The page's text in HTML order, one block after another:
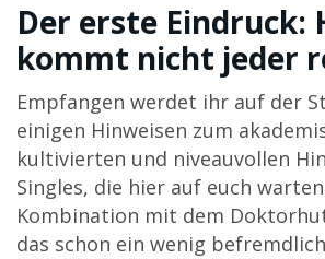
Der erste Eindruck:
kommt nicht jeder
Empfangen werdet ihr auf der
einigen Hinweisen zum
kultivierten und niveauvollen
Singles, die hier auf euch
Kombination mit dem
das schon ein wenig